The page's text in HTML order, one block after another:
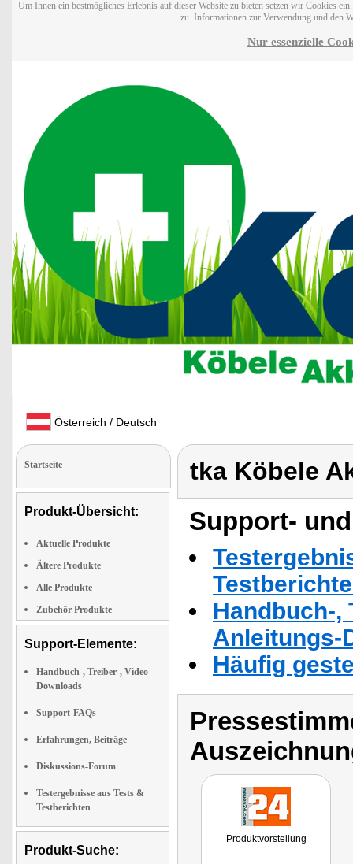
Um Ihnen ein bestmögliches Erlebnis auf dieser Website zu bieten setzen wir Cookies
zu. Informationen zur Verwendung und den
Nur essenzielle
Österreich / Deutsch
Startseite
Produkt-Übersicht:
Aktuelle Produkte
Ältere Produkte
Alle Produkte
Zubehör Produkte
Support-Elemente:
Handbuch-, Treiber-, Video-
Downloads
Support-FAQs
Erfahrungen, Beiträge
Diskussions-Forum
Testergebnisse aus Tests &
Testberichten
Produkt-Suche:
tka Köbele
Support-
Handbuch-,
Anleitungs-
Häufig
Produktvorstellung